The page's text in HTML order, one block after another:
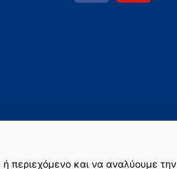
περιεχόμενο και να αναλύουμε την